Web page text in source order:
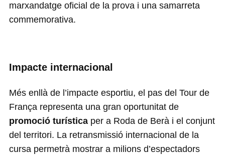
marxandatge oficial de la prova i una samarreta
commemorativa.
Impacte internacional
Més enllà de l’impacte esportiu, el pas del Tour de
França representa una gran oportunitat de
promoció turística per a Roda de Berà i el conjunt
del territori. La retransmissió internacional de la
cursa permetrà mostrar a milions d’espectadors